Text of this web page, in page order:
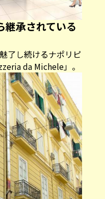
継承されている
了し続けるナポリピ
da Michele」。